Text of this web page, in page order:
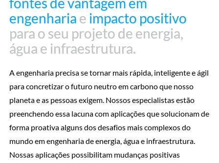
fontes de vantagem em
engenharia e impacto positivo
para o seu projeto de energia,
água e infraestrutura.
fontes de vantagem em
engenharia e impacto positivo
para o seu projeto de energia,
água e infraestrutura.
A engenharia precisa se tornar mais rápida, inteligente e ágil
para concretizar o futuro neutro em carbono que nosso
planeta e as pessoas exigem. Nossos especialistas estão
preenchendo essa lacuna com aplicações que solucionam de
forma proativa alguns dos desafios mais complexos do
mundo em engenharia de energia, água e infraestrutura.
Nossas aplicações possibilitam mudanças positivas